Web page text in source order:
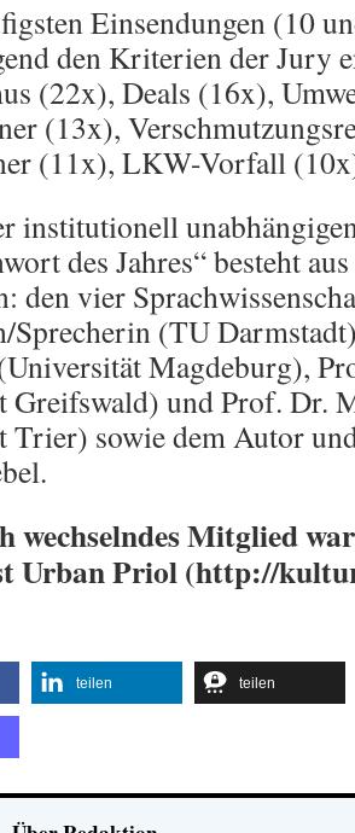
Einsendungen (10
den Kriterien der Jury
(22x), Deals (16x),
(13x),
(11x), LKW-Vorfall
institutionell
des Jahres“ besteht
den vier
Sprecherin (TU
Magdeburg),
Greifswald) und Prof. Dr.
Trier) sowie dem Autor
wechselndes Mitglied
Urban Priol (http://
teilen teilen